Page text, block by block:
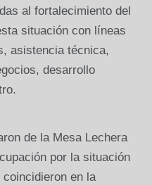
al fortalecimiento del
situación con líneas
asistencia técnica,
desarrollo
de la Mesa Lechera
por la situación
en la